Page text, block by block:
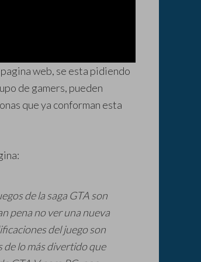
web, se esta pidiendo
de gamers, pueden
que ya conforman esta
de la saga GTA son
pena no ver una nueva
del juego son
de lo más divertido que